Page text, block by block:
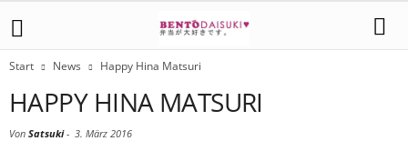
Start News Happy Hina Matsuri
HAPPY HINA MATSURI
Von Satsuki- 3. März 2016